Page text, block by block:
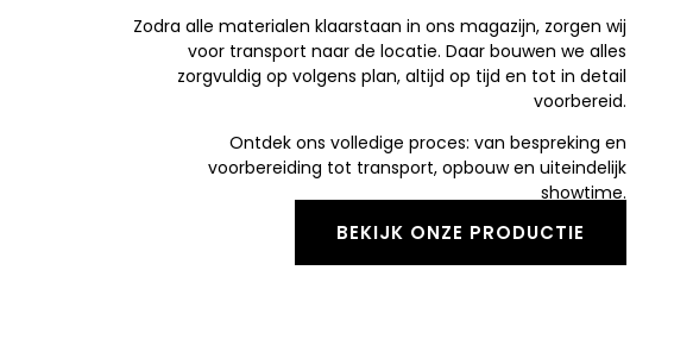
Zodra alle materialen klaarstaan in ons magazijn, zorgen wij
voor transport naar de locatie. Daar bouwen we alles
zorgvuldig op volgens plan, altijd op tijd en tot in detail
voorbereid.
Ontdek ons volledige proces: van bespreking en
voorbereiding tot transport, opbouw en uiteindelijk
showtime.
BEKIJK ONZE PRODUCTIE